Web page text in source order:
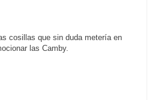
cosillas que sin duda metería en
las Camby.